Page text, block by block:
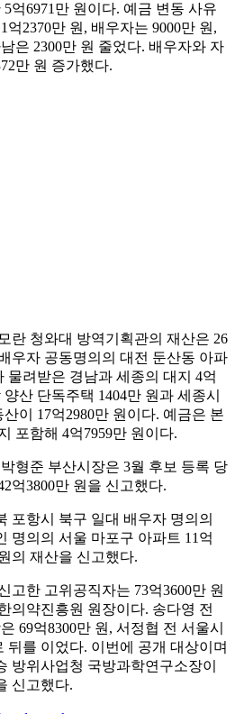
억6971만 원이다. 예금 변동 사유
2370만 원, 배우자는 9000만 원,
은 2300만 원 줄었다. 배우자와 자
만 원 증가했다.
란 청와대 방역기획관의 재산은 26
우자 공동명의의 대전 둔산동 아파
물려받은 경남과 세종의 대지 4억
산 단독주택 1404만 원과 세종시
이 17억2980만 원이다. 예금은 본
포함해 4억7959만 원이다.
형준 부산시장은 3월 후보 등록 당
억3800만 원을 신고했다.
포항시 북구 일대 배우자 명의의
명의의 서울 마포구 아파트 11억
의 재산을 신고했다.
고한 고위공직자는 73억3600만 원
의약진흥원 원장이다. 송다영 전
69억8300만 원, 서정협 전 서울시
뒤를 이었다. 이번에 공개 대상이며
방위사업청 국방과학연구소장이
신고했다.